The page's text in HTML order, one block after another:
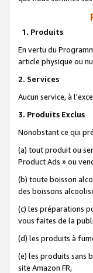
1. Produits
En vertu du
article physique ou
2. Services
Aucun service, à
3. Produits Exclus
Nonobstant ce qui
(a) tout produit ou
Product Ads » ou
(b) toute boisson
des boissons
(c) les préparations
vous faites de la
(d) les produits à
(e) les produits sans
site Amazon FR,